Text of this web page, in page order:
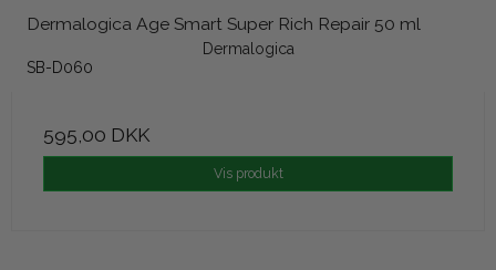
Dermalogica Age Smart Super Rich Repair 50 ml
Dermalogica
SB-D060
595,00 DKK
Vis produkt